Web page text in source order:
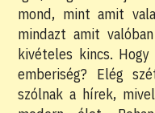
mond, mint amit
mindazt amit
kivételes kincs.
emberiség? Elég
szólnak a hírek,